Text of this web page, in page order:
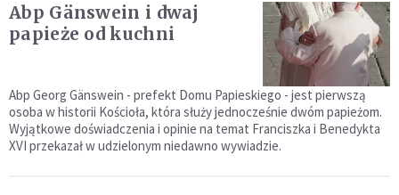
Abp Gänswein i dwaj
papieże od kuchni
Abp Georg Gänswein - prefekt Domu Papieskiego - jest pierwszą
osoba w historii Kościoła, która służy jednocześnie dwóm papieżom.
Wyjątkowe doświadczenia i opinie na temat Franciszka i Benedykta
XVI przekazał w udzielonym niedawno wywiadzie.